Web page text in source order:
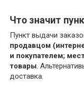
Что значит
Пункт выдачи
продавцом
и покупателем;
товары.
доставка.